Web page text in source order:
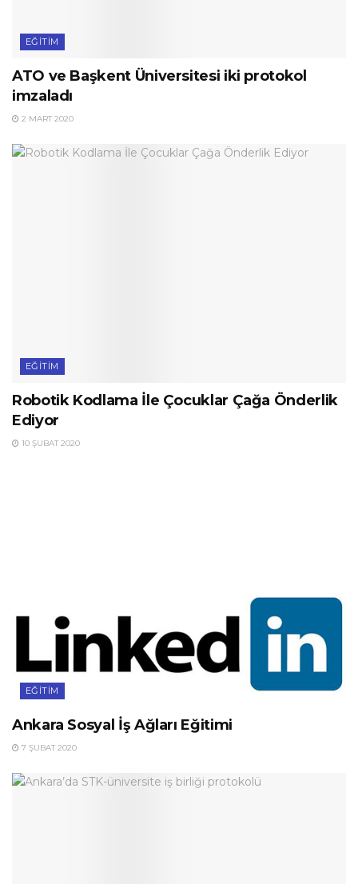
EĞITIM
ATO ve Başkent Üniversitesi iki protokol
imzaladı
2 MART 2020
EĞITIM
Robotik Kodlama İle Çocuklar Çağa Önderlik
Ediyor
10 ŞUBAT 2020
EĞITIM
Ankara Sosyal İş Ağları Eğitimi
7 ŞUBAT 2020